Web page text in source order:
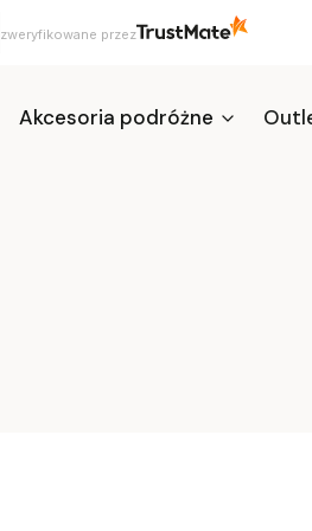
Akcesoria podróżne
zweryfikowane przez